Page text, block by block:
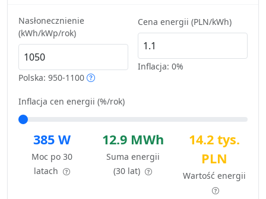
Nasłonecznienie
(kWh/kWp/rok)
Polska: 950-1100
Cena energii (PLN/kWh)
Inflacja: 0%
Inflacja cen energii (%/rok)
385 W
Moc po 30
latach
12.9 MWh
Suma energii
(30 lat)
14.2 tys.
PLN
Wartość energii